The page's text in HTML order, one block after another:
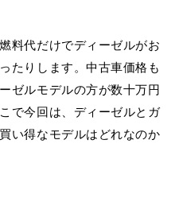
料代だけでディーゼルがお
たりします。中古車価格も
ゼルモデルの方が数十万円
で今回は、ディーゼルとガ
い得なモデルはどれなのか